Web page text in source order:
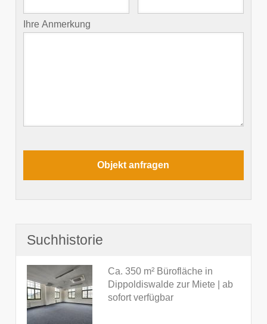
Ihre Anmerkung
Suchhistorie
Ca. 350 m² Bürofläche in
Dippoldiswalde zur Miete | ab
sofort verfügbar